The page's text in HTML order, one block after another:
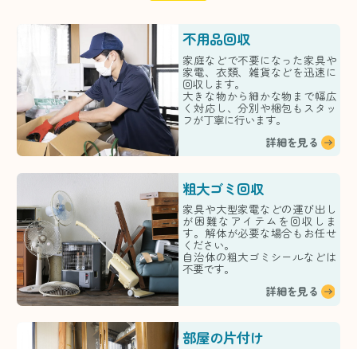
不用品回収
家庭などで不要になった家具や
家電、衣類、雑貨などを迅速に
回収します。
大きな物から細かな物まで幅広
く対応し、分別や梱包もスタッ
フが丁寧に行います。
詳細を見る
粗大ゴミ回収
家具や大型家電などの運び出し
が困難なアイテムを回収しま
す。解体が必要な場合もお任せ
ください。
自治体の粗大ゴミシールなどは
不要です。
詳細を見る
部屋の片付け